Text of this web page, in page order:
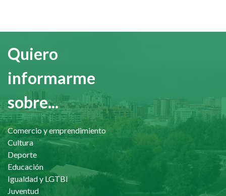
Quiero
informarme
sobre...
Comercio y emprendimiento
Cultura
Deporte
Educación
Igualdad y LGTBI
Juventud